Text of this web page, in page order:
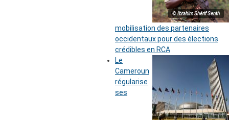
© Ibrahim Shérif Senth
mobilisation des partenaires
occidentaux pour des élections
crédibles en RCA
Le
Cameroun
régularise
ses